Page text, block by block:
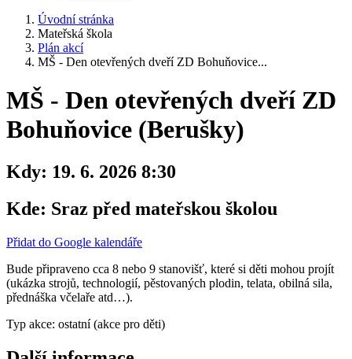
Úvodní stránka
Mateřská škola
Plán akcí
MŠ - Den otevřených dveří ZD Bohuňovice...
MŠ - Den otevřených dveří ZD
Bohuňovice (Berušky)
Kdy: 19. 6. 2026 8:30
Kde: Sraz před mateřskou školou
Přidat do Google kalendáře
Bude připraveno cca 8 nebo 9 stanovišť, které si děti mohou projít
(ukázka strojů, technologií, pěstovaných plodin, telata, obilná sila,
přednáška včelaře atd…).
Typ akce: ostatní (akce pro děti)